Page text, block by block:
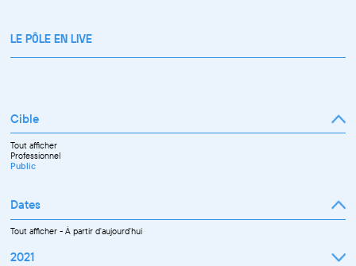
LE PÔLE EN LIVE
Cible
Tout afficher
Professionnel
Public
Dates
Tout afficher-À partir d'aujourd'hui
2021